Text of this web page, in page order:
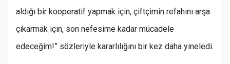
aldığı bir kooperatif yapmak için, çiftçimin refahını arşa
çıkarmak için, son nefesime kadar mücadele
edeceğim!” sözleriyle kararlılığını bir kez daha yineledi.